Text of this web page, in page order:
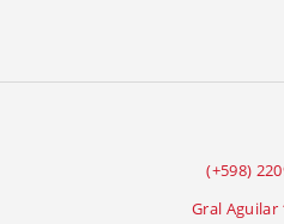
(+598)
Gral Aguilar